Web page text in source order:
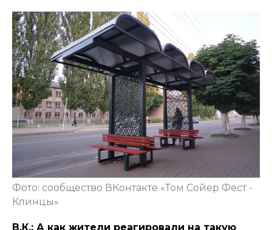
Фото: сообщество ВКонтакте «Том Сойер Фест -
Клинцы»
В.К.: А как жители реагировали на такую